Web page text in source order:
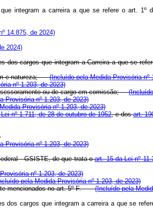
integram a carreira a que se refere o art. 1º
14.875, de 2024)
2024)
cargos que integram a Carreira a que se
e natureza;(Incluído pela Medida Provisória nº
nº 1.203, de 2023)
ou de cargo em comissão;
Provisória nº 1.203, de 2023)
Provisória nº 1.203, de 2023)
nº 1.711, de 28 de outubro de 1952, e dosart.
Provisória nº 1.203, de 2023)
- GSISTE, de que trata oart. 15 da Lei nº
nº 1.203, de 2023)
pela Medida Provisória nº 1.203, de 2023)
mencionados no art. 5º-F.(Incluído pela
cargos que integram a carreira a que se